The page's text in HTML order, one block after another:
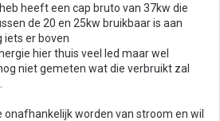
heeft een cap bruto van 37kw die
de 20 en 25kw bruikbaar is aan
iets er boven
hier thuis veel led maar wel
niet gemeten wat die verbruikt zal
onafhankelijk worden van stroom en wil